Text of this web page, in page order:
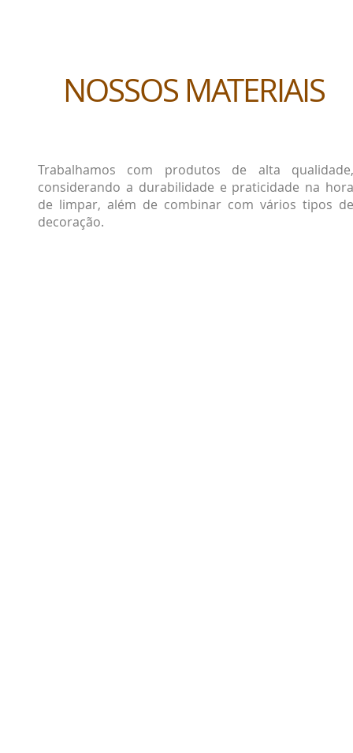
NOSSOS MATERIAIS
Trabalhamos com produtos de alta qualidade,
considerando a durabilidade e praticidade na hora
de limpar, além de combinar com vários tipos de
decoração.